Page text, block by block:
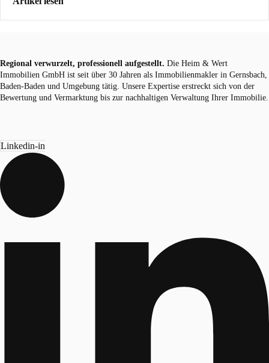
Regional verwurzelt, professionell aufgestellt. Die Heim & Wert
Immobilien GmbH ist seit über 30 Jahren als Immobilienmakler in Gernsbach,
Baden-Baden und Umgebung tätig. Unsere Expertise erstreckt sich von der
Bewertung und Vermarktung bis zur nachhaltigen Verwaltung Ihrer Immobilie.
Linkedin-in